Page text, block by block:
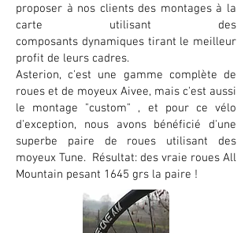
proposer à nos clients des montages à la
carte utilisant des
composants dynamiques tirant le meilleur
profit de leurs cadres.
Asterion, c'est une gamme complète de
roues et de moyeux Aivee, mais c'est aussi
le montage "custom" , et pour ce vélo
d'exception, nous avons bénéficié d'une
superbe paire de roues utilisant des
moyeux Tune. Résultat: des vraie roues All
Mountain pesant 1645 grs la paire !